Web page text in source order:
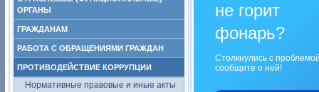
ОРГАНЫ
ГРАЖДАНАМ
РАБОТА С ОБРАЩЕНИЯМИ ГРАЖДАН
ПРОТИВОДЕЙСТВИЕ КОРРУПЦИИ
Нормативные правовые и иные акты
не горит
фонарь?
Столкнулись с
сообщите о ней!